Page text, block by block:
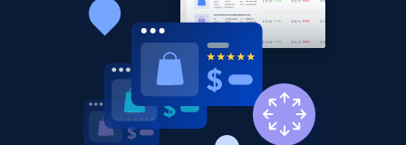
Etsy - Collect data on products using
specified keywords
URL, Product id, Listing inventory id, Title, Rating,